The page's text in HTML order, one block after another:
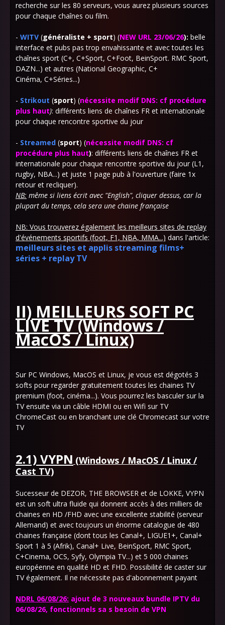
recherche sur les 80 serveurs, vous aurez plusieurs sources
pour chaque chaînes ou film.
- WITV (généraliste + sport) (NEW URL 23/06/26): belle
interface et pubs pas trop envahissante et avec toutes les
chaînes sport (C+, C+Sport, C+Foot, BeinSport. RMC Sport,
DAZN...) et autres (National Geographic, C+
Cinéma, C+Séries...)
- Strikout (sport) (nécessite modif DNS: cf procédure
plus haut): différents liens de chaînes FR et internationale
pour chaque rencontre sportive du jour
- Streamed (sport) (nécessite modif DNS: cf
procédure plus haut): différents liens de chaînes FR et
internationale pour chaque rencontre sportive du jour (L1,
rugby, NBA...) et juste 1 page pub à l'ouverture (faire 1x
retour et recliquer).
NB: même si liens écrit avec "English", cliquer dessus, car la
plupart du temps, cela sera une chaine française
NB: Vous trouverez également les meilleurs sites de replay
d'événements sportifs (foot, F1, NBA, MMA...) dans l'article:
meilleurs sites et applis streaming films+
séries + replay TV
II) MEILLEURS SOFT PC
LIVE TV (Windows /
MacOS / Linux)
Sur PC Windows, MacOS et Linux, je vous est dégotés 3
softs pour regarder gratuitement toutes les chaines TV
premium (foot, cinéma...). Vous pourrez les basculer sur la
TV ensuite via un câble HDMI ou en Wifi sur TV
ChromeCast ou en branchant une clé Chromecast sur votre
TV
2.1) VYPN (Windows / MacOS / Linux /
Cast TV)
Sucesseur de DEZOR, THE BROWSER et de LOKKE, VYPN
est un soft ultra fluide qui donnent accès à des milliers de
chaines en HD /FHD avec une excellente stabilité (serveur
Allemand) et avec toujours un énorme catalogue de 480
chaines française (dont tous les Canal+, LIGUE1+, Canal+
Sport 1 à 5 (Afrik), Canal+ Live, BeinSport, RMC Sport,
C+Cinema, OCS, Syfy, Olympia TV...) et 5 000 chaines
européenne en qualité HD et FHD. Possibilité de caster sur
TV également. Il ne nécessite pas d'abonnement payant
NDRL 06/08/26: ajout de 3 nouveaux bundle IPTV du
06/08/26, fonctionnels sa s besoin de VPN